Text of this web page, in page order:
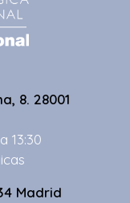
8. 28001
13:30
Madrid